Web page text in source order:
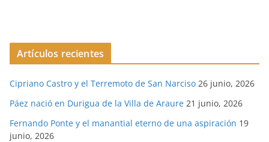
Artículos recientes
Cipriano Castro y el Terremoto de San Narciso 26 junio, 2026
Páez nació en Durigua de la Villa de Araure 21 junio, 2026
Fernando Ponte y el manantial eterno de una aspiración 19
junio, 2026